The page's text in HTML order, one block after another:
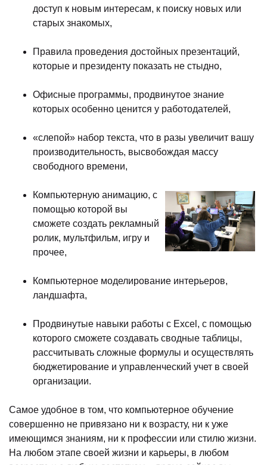
доступ к новым интересам, к поиску новых или
старых знакомых,
Правила проведения достойных презентаций,
которые и президенту показать не стыдно,
Офисные программы, продвинутое знание
которых особенно ценится у работодателей,
«слепой» набор текста, что в разы увеличит вашу
производительность, высвобождая массу
свободного времени,
Компьютерную анимацию, с
помощью которой вы
сможете создать рекламный
ролик, мультфильм, игру и
прочее,
Компьютерное моделирование интерьеров,
ландшафта,
Продвинутые навыки работы с Excel, с помощью
которого сможете создавать сводные таблицы,
рассчитывать сложные формулы и осуществлять
бюджетирование и управленческий учет в своей
организации.
Самое удобное в том, что компьютерное обучение
совершенно не привязано ни к возрасту, ни к уже
имеющимся знаниям, ни к профессии или стилю жизни.
На любом этапе своей жизни и карьеры, в любом